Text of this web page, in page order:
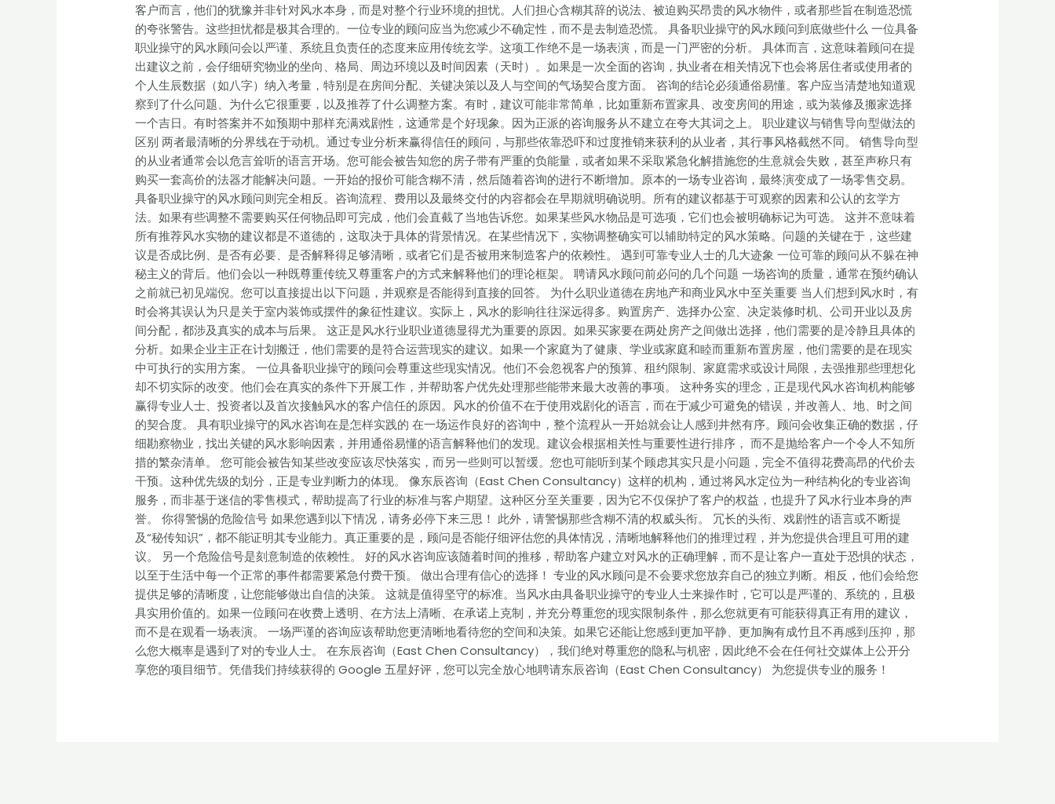
客户而言，他们的犹豫并非针对风水本身，而是对整个行业环境的担忧。人们担心含糊其辞的说法、被迫购买昂贵的风水物件，或者那些旨在制造恐慌
的夸张警告。这些担忧都是极其合理的。一位专业的顾问应当为您减少不确定性，而不是去制造恐慌。 具备职业操守的风水顾问到底做些什么 一位具备
职业操守的风水顾问会以严谨、系统且负责任的态度来应用传统玄学。这项工作绝不是一场表演，而是一门严密的分析。 具体而言，这意味着顾问在提
出建议之前，会仔细研究物业的坐向、格局、周边环境以及时间因素（天时）。如果是一次全面的咨询，执业者在相关情况下也会将居住者或使用者的
个人生辰数据（如八字）纳入考量，特别是在房间分配、关键决策以及人与空间的气场契合度方面。 咨询的结论必须通俗易懂。客户应当清楚地知道观
察到了什么问题、为什么它很重要，以及推荐了什么调整方案。有时，建议可能非常简单，比如重新布置家具、改变房间的用途，或为装修及搬家选择
一个吉日。有时答案并不如预期中那样充满戏剧性，这通常是个好现象。因为正派的咨询服务从不建立在夸大其词之上。 职业建议与销售导向型做法的
区别 两者最清晰的分界线在于动机。通过专业分析来赢得信任的顾问，与那些依靠恐吓和过度推销来获利的从业者，其行事风格截然不同。 销售导向型
的从业者通常会以危言耸听的语言开场。您可能会被告知您的房子带有严重的负能量，或者如果不采取紧急化解措施您的生意就会失败，甚至声称只有
购买一套高价的法器才能解决问题。一开始的报价可能含糊不清，然后随着咨询的进行不断增加。原本的一场专业咨询，最终演变成了一场零售交易。
具备职业操守的风水顾问则完全相反。咨询流程、费用以及最终交付的内容都会在早期就明确说明。所有的建议都基于可观察的因素和公认的玄学方
法。如果有些调整不需要购买任何物品即可完成，他们会直截了当地告诉您。如果某些风水物品是可选项，它们也会被明确标记为可选。 这并不意味着
所有推荐风水实物的建议都是不道德的，这取决于具体的背景情况。在某些情况下，实物调整确实可以辅助特定的风水策略。问题的关键在于，这些建
议是否成比例、是否有必要、是否解释得足够清晰，或者它们是否被用来制造客户的依赖性。 遇到可靠专业人士的几大迹象 一位可靠的顾问从不躲在神
秘主义的背后。他们会以一种既尊重传统又尊重客户的方式来解释他们的理论框架。 聘请风水顾问前必问的几个问题 一场咨询的质量，通常在预约确认
之前就已初见端倪。您可以直接提出以下问题，并观察是否能得到直接的回答。 为什么职业道德在房地产和商业风水中至关重要 当人们想到风水时，有
时会将其误认为只是关于室内装饰或摆件的象征性建议。实际上，风水的影响往往深远得多。购置房产、选择办公室、决定装修时机、公司开业以及房
间分配，都涉及真实的成本与后果。 这正是风水行业职业道德显得尤为重要的原因。如果买家要在两处房产之间做出选择，他们需要的是冷静且具体的
分析。如果企业主正在计划搬迁，他们需要的是符合运营现实的建议。如果一个家庭为了健康、学业或家庭和睦而重新布置房屋，他们需要的是在现实
中可执行的实用方案。 一位具备职业操守的顾问会尊重这些现实情况。他们不会忽视客户的预算、租约限制、家庭需求或设计局限，去强推那些理想化
却不切实际的改变。他们会在真实的条件下开展工作，并帮助客户优先处理那些能带来最大改善的事项。 这种务实的理念，正是现代风水咨询机构能够
赢得专业人士、投资者以及首次接触风水的客户信任的原因。风水的价值不在于使用戏剧化的语言，而在于减少可避免的错误，并改善人、地、时之间
的契合度。 具有职业操守的风水咨询在是怎样实践的 在一场运作良好的咨询中，整个流程从一开始就会让人感到井然有序。顾问会收集正确的数据，仔
细勘察物业，找出关键的风水影响因素，并用通俗易懂的语言解释他们的发现。建议会根据相关性与重要性进行排序， 而不是抛给客户一个令人不知所
措的繁杂清单。 您可能会被告知某些改变应该尽快落实，而另一些则可以暂缓。您也可能听到某个顾虑其实只是小问题，完全不值得花费高昂的代价去
干预。这种优先级的划分，正是专业判断力的体现。 像东辰咨询（East Chen Consultancy）这样的机构，通过将风水定位为一种结构化的专业咨询
服务，而非基于迷信的零售模式，帮助提高了行业的标准与客户期望。这种区分至关重要，因为它不仅保护了客户的权益，也提升了风水行业本身的声
誉。 你得警惕的危险信号 如果您遇到以下情况，请务必停下来三思！ 此外，请警惕那些含糊不清的权威头衔。 冗长的头衔、戏剧性的语言或不断提
及“秘传知识”，都不能证明其专业能力。真正重要的是，顾问是否能仔细评估您的具体情况，清晰地解释他们的推理过程，并为您提供合理且可用的建
议。 另一个危险信号是刻意制造的依赖性。 好的风水咨询应该随着时间的推移，帮助客户建立对风水的正确理解，而不是让客户一直处于恐惧的状态，
以至于生活中每一个正常的事件都需要紧急付费干预。 做出合理有信心的选择！ 专业的风水顾问是不会要求您放弃自己的独立判断。相反，他们会给您
提供足够的清晰度，让您能够做出自信的决策。 这就是值得坚守的标准。当风水由具备职业操守的专业人士来操作时，它可以是严谨的、系统的，且极
具实用价值的。如果一位顾问在收费上透明、在方法上清晰、在承诺上克制，并充分尊重您的现实限制条件，那么您就更有可能获得真正有用的建议，
而不是在观看一场表演。 一场严谨的咨询应该帮助您更清晰地看待您的空间和决策。如果它还能让您感到更加平静、更加胸有成竹且不再感到压抑，那
么您大概率是遇到了对的专业人士。 在东辰咨询（East Chen Consultancy），我们绝对尊重您的隐私与机密，因此绝不会在任何社交媒体上公开分
享您的项目细节。凭借我们持续获得的 Google 五星好评，您可以完全放心地聘请东辰咨询（East Chen Consultancy） 为您提供专业的服务！